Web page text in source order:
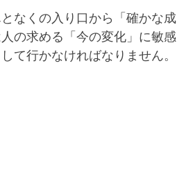
なくの入り口から「確かな成
の求める「今の変化」に敏感
て行かなければなりません。